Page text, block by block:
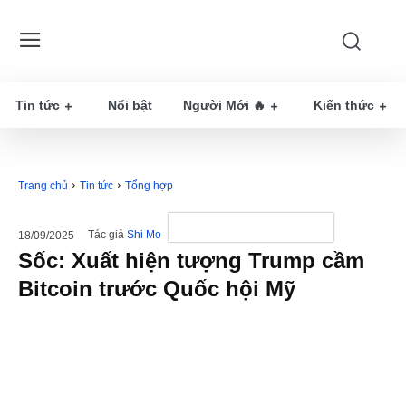
Tin tức Nổi bật Người Mới 🔥 Kiến thức
Trang chủ Tin tức Tổng hợp
18/09/2025 Tác giả Shi Mo
Sốc: Xuất hiện tượng Trump cầm
Bitcoin trước Quốc hội Mỹ